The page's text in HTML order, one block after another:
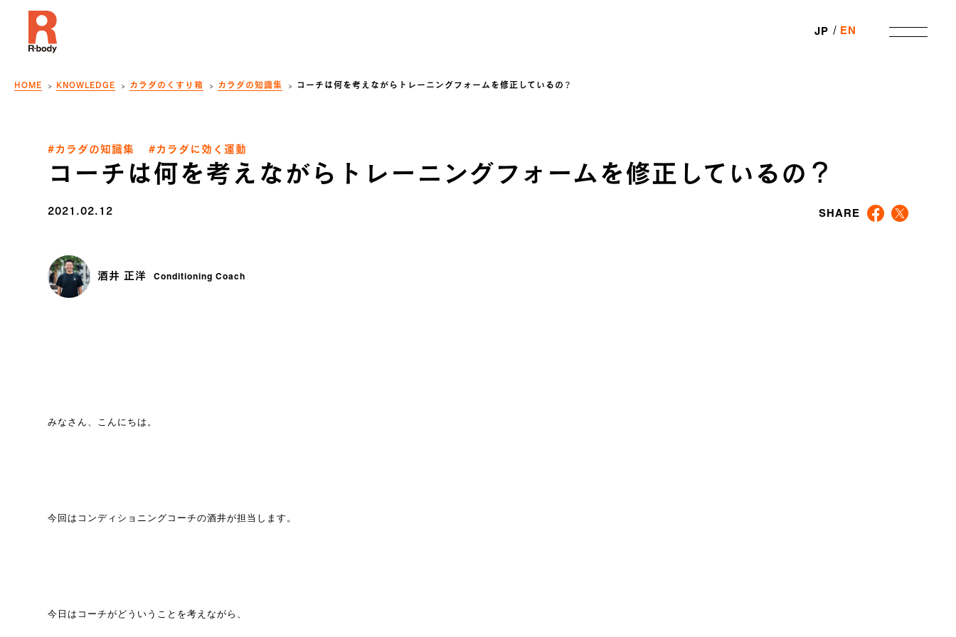
JP EN
HOME KNOWLEDGE カラダのくすり箱 カラダの知識集 コーチは何を考えながらトレーニングフォームを修正しているの？
#カラダの知識集 #カラダに効く運動
コーチは何を考えながらトレーニングフォームを修正しているの？
2021.02.12 SHARE
酒井 正洋 Conditioning Coach
みなさん、こんにちは。
今回はコンディショニングコーチの酒井が担当します。
今日はコーチがどういうことを考えながら、